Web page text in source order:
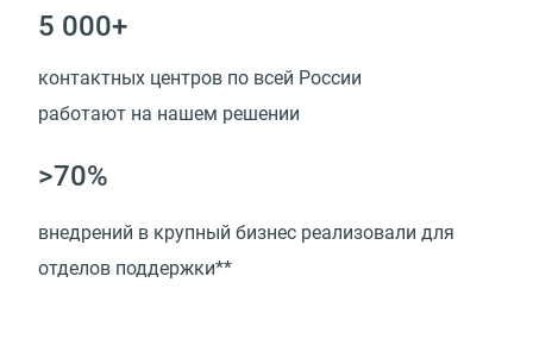
5 000+
контактных центров по всей России
работают на нашем решении
>70%
внедрений в крупный бизнес реализовали для
отделов поддержки**